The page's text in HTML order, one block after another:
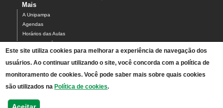
Mais
A Unipampa
Agendas
Horários das Aulas
Centro Acadêmico do Campus Alegrete
Estrutura Organizacional
PDI 2019-2023
Orientações de segurança
Acesso ao Antigo Portal
Relatórios de Gestão e Planejamento
Este site utiliza cookies para melhorar a experiência de navegação dos
usuários. Ao continuar utilizando o site, você concorda com a política de
monitoramento de cookies. Você pode saber mais sobre quais cookies
são utilizados na Política de cookies.